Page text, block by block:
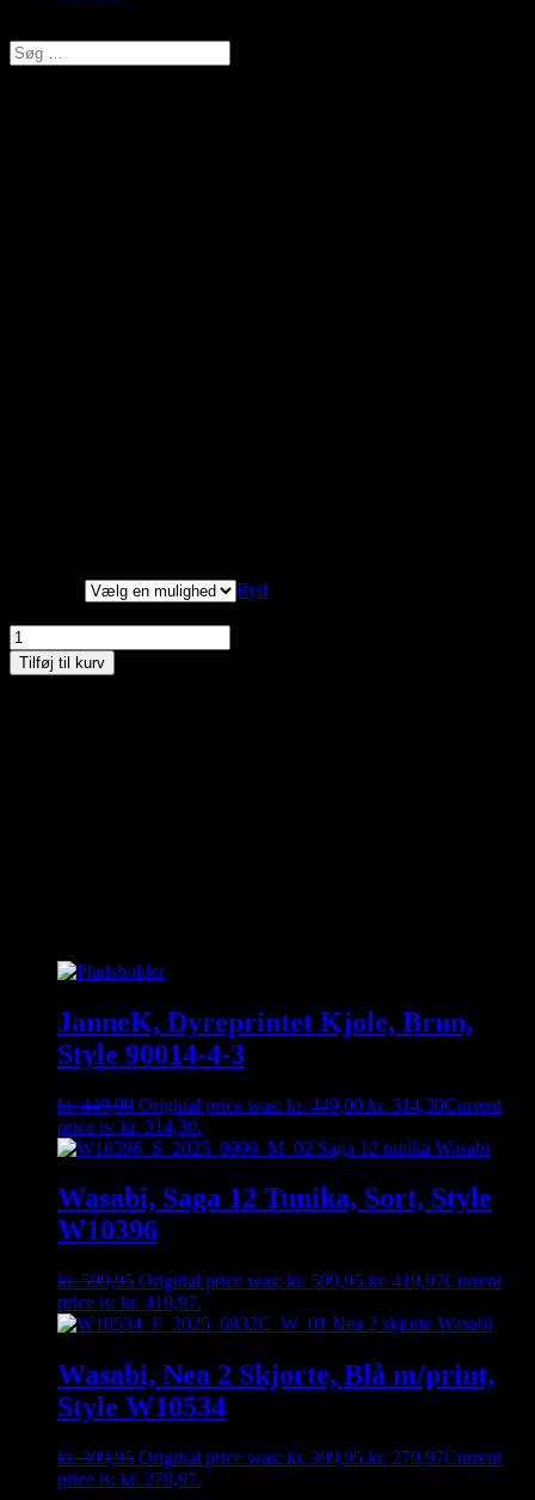
Ryd
Tilføj til kurv
JanneK, Dyreprintet Kjole, Brun,
Style 90014-4-3
kr.449,00 Original price was: kr. 449,00.kr. 314,30Current
price is: kr. 314,30.
Wasabi, Saga 12 Tunika, Sort, Style
W10396
kr.599,95 Original price was: kr. 599,95.kr. 419,97Current
price is: kr. 419,97.
Wasabi, Nea 2 Skjorte, Blå m/print,
Style W10534
kr.399,95 Original price was: kr. 399,95.kr. 279,97Current
price is: kr. 279,97.